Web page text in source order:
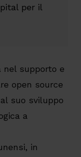
per il
nel supporto e
open source
suo sviluppo
a
in